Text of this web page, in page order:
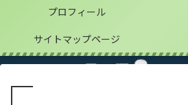
プロフィール
サイトマップページ